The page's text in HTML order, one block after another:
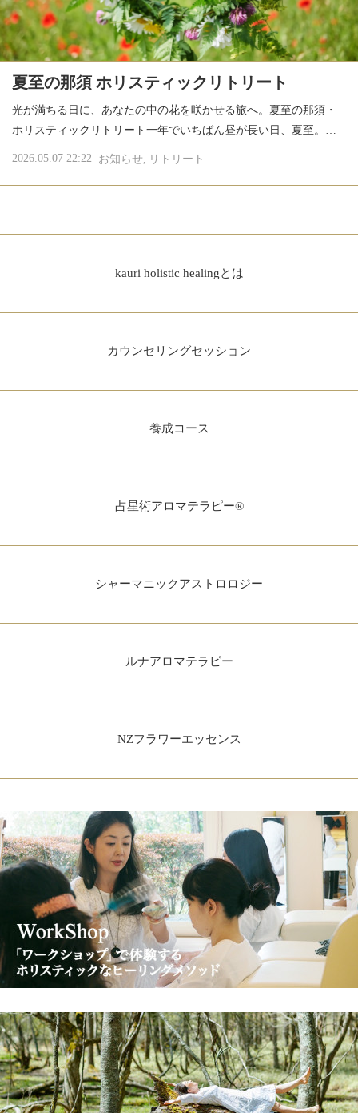
夏至の那須 ホリスティックリトリート
光が満ちる日に、あなたの中の花を咲かせる旅へ。夏至の那須・
ホリスティックリトリート一年でいちばん昼が長い日、夏至。…
2026.05.07 22:22 お知らせ リトリート
kauri holistic healingとは
カウンセリングセッション
養成コース
占星術アロマテラピー®
シャーマニックアストロロジー
ルナアロマテラピー
NZフラワーエッセンス